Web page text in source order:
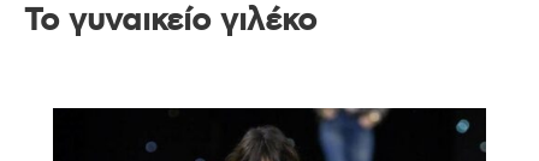
Το γυναικείο γιλέκο